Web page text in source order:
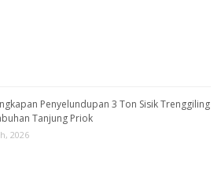
Penyelundupan 3 Ton Sisik Trenggiling
Tanjung Priok
2026